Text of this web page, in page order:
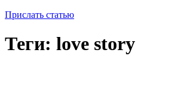
Прислать статью
Теги: love story